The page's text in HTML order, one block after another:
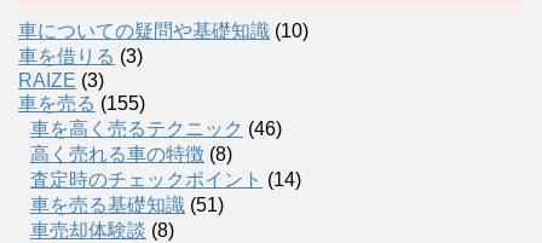
車についての疑問や基礎知識 (10)
車を借りる (3)
RAIZE (3)
車を売る (155)
車を高く売るテクニック (46)
高く売れる車の特徴 (8)
査定時のチェックポイント (14)
車を売る基礎知識 (51)
車売却体験談 (8)